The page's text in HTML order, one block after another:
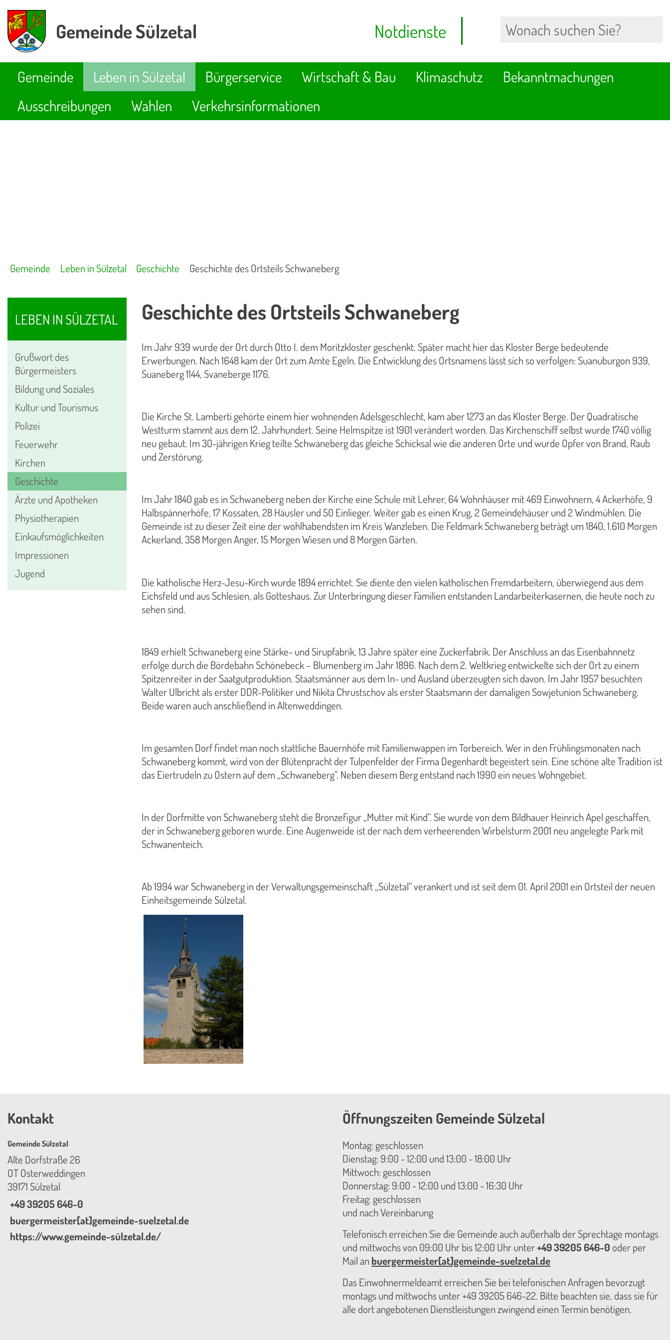
Gemeinde Sülzetal Notdienste
Gemeinde Leben in Sülzetal Bürgerservice Wirtschaft & Bau Klimaschutz
Bekanntmachungen
Ausschreibungen
Wahlen Verkehrsinformationen
Gemeinde Leben in Sülzetal Geschichte Geschichte des Ortsteils Schwaneberg
LEBEN IN SÜLZETAL
Grußwort des
Bürgermeisters
Bildung und Soziales
Kultur und Tourismus
Polizei
Feuerwehr
Kirchen
Geschichte
Ärzte und Apotheken
Physiotherapien
Einkaufsmöglichkeiten
Impressionen
Jugend
Geschichte des Ortsteils Schwaneberg
Im Jahr 939 wurde der Ort durch Otto I. dem Moritzkloster geschenkt. Später macht hier das Kloster Berge bedeutende
Erwerbungen. Nach 1648 kam der Ort zum Amte Egeln. Die Entwicklung des Ortsnamens lässt sich so verfolgen: Suanuburgon 939,
Suaneberg 1144, Svaneberge 1176.
Die Kirche St. Lamberti gehörte einem hier wohnenden Adelsgeschlecht, kam aber 1273 an das Kloster Berge. Der Quadratische
Westturm stammt aus dem 12. Jahrhundert. Seine Helmspitze ist 1901 verändert worden. Das Kirchenschiff selbst wurde 1740 völlig
neu gebaut. Im 30-jährigen Krieg teilte Schwaneberg das gleiche Schicksal wie die anderen Orte und wurde Opfer von Brand, Raub
und Zerstörung.
Im Jahr 1840 gab es in Schwaneberg neben der Kirche eine Schule mit Lehrer, 64 Wohnhäuser mit 469 Einwohnern, 4 Ackerhöfe, 9
Halbspännerhöfe, 17 Kossaten, 28 Häusler und 50 Einlieger. Weiter gab es einen Krug, 2 Gemeindehäuser und 2 Windmühlen. Die
Gemeinde ist zu dieser Zeit eine der wohlhabendsten im Kreis Wanzleben. Die Feldmark Schwaneberg beträgt um 1840, 1.610 Morgen
Ackerland, 358 Morgen Anger, 15 Morgen Wiesen und 8 Morgen Gärten.
Die katholische Herz-Jesu-Kirch wurde 1894 errichtet. Sie diente den vielen katholischen Fremdarbeitern, überwiegend aus dem
Eichsfeld und aus Schlesien, als Gotteshaus. Zur Unterbringung dieser Familien entstanden Landarbeiterkasernen, die heute noch zu
sehen sind.
1849 erhielt Schwaneberg eine Stärke- und Sirupfabrik, 13 Jahre später eine Zuckerfabrik. Der Anschluss an das Eisenbahnnetz
erfolge durch die Bördebahn Schönebeck – Blumenberg im Jahr 1896. Nach dem 2. Weltkrieg entwickelte sich der Ort zu einem
Spitzenreiter in der Saatgutproduktion. Staatsmänner aus dem In- und Ausland überzeugten sich davon. Im Jahr 1957 besuchten
Walter Ulbricht als erster DDR-Politiker und Nikita Chrustschov als erster Staatsmann der damaligen Sowjetunion Schwaneberg.
Beide waren auch anschließend in Altenweddingen.
Im gesamten Dorf findet man noch stattliche Bauernhöfe mit Familienwappen im Torbereich. Wer in den Frühlingsmonaten nach
Schwaneberg kommt, wird von der Blütenpracht der Tulpenfelder der Firma Degenhardt begeistert sein. Eine schöne alte Tradition ist
das Eiertrudeln zu Ostern auf dem „Schwaneberg“. Neben diesem Berg entstand nach 1990 ein neues Wohngebiet.
In der Dorfmitte von Schwaneberg steht die Bronzefigur „Mutter mit Kind“. Sie wurde von dem Bildhauer Heinrich Apel geschaffen,
der in Schwaneberg geboren wurde. Eine Augenweide ist der nach dem verheerenden Wirbelsturm 2001 neu angelegte Park mit
Schwanenteich.
Ab 1994 war Schwaneberg in der Verwaltungsgemeinschaft „Sülzetal“ verankert und ist seit dem 01. April 2001 ein Ortsteil der neuen
Einheitsgemeinde Sülzetal.
Kontakt
Gemeinde Sülzetal
Alte Dorfstraße 26
OT Osterweddingen
39171 Sülzetal
+49 39205 646-0
buergermeister[at]gemeinde-suelzetal.de
https://www.gemeinde-sülzetal.de/
Öffnungszeiten Gemeinde Sülzetal
Montag: geschlossen
Dienstag: 9:00 - 12:00 und 13:00 - 18:00 Uhr
Mittwoch: geschlossen
Donnerstag: 9:00 - 12:00 und 13:00 - 16:30 Uhr
Freitag: geschlossen
und nach Vereinbarung
Telefonisch erreichen Sie die Gemeinde auch außerhalb der Sprechtage montags
und mittwochs von 09:00 Uhr bis 12:00 Uhr unter+49 39205 646-0 oder per
Mail an buergermeister[at]gemeinde-suelzetal.de
Das Einwohnermeldeamt erreichen Sie bei telefonischen Anfragen bevorzugt
montags und mittwochs unter +49 39205 646-22. Bitte beachten sie, dass sie für
alle dort angebotenen Dienstleistungen zwingend einen Termin benötigen.